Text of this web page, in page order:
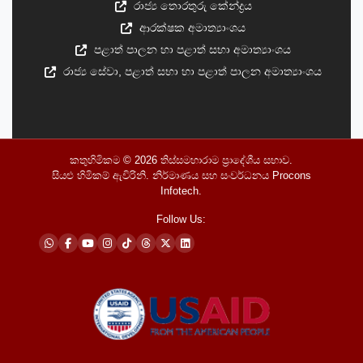
රාජ්‍ය තොරතුරු කේන්ද්‍රය
ආරක්ෂක අමාත්‍යාංශය
පළාත් පාලන හා පළාත් සභා අමාත්‍යාංශය
රාජ්‍ය සේවා, පළාත් සභා හා පළාත් පාලන අමාත්‍යාංශය
කතුහිමිකම © 2026තිස්සමහාරාම ප්‍රාදේශීය සභාව.
සියළු හිමිකම් ඇවිරිනි. නිර්මාණය සහ සංවර්ධනය Procons
Infotech.
Follow Us: